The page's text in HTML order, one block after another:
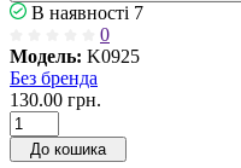
В наявності 7
0
Модель: K0925
Без бренда
130.00 грн.
До кошика